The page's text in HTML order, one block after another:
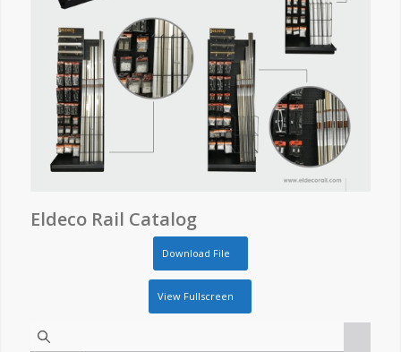
Eldeco Rail Catalog
Download File
View Fullscreen